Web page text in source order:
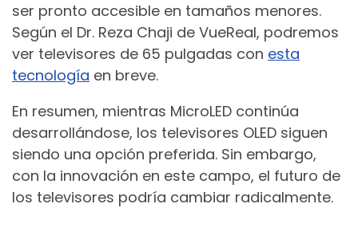
ser pronto accesible en tamaños menores.
Según el Dr. Reza Chaji de VueReal, podremos
ver televisores de 65 pulgadas con esta
tecnología en breve.
En resumen, mientras MicroLED continúa
desarrollándose, los televisores OLED siguen
siendo una opción preferida. Sin embargo,
con la innovación en este campo, el futuro de
los televisores podría cambiar radicalmente.